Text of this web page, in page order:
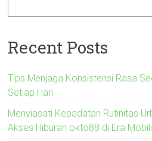
Recent Posts
Tips Menjaga Konsistensi Rasa
Setiap Hari
Menyiasati Kepadatan Rutinitas
Akses Hiburan okto88 di Era